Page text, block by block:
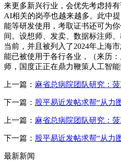
来更多新兴行业，会优先考虑持
AI相关的岗亭也越来越多。此中
能等研发使用，考取证书还可为
间。设想师、发卖、数据标注师
当前，并且被列入了2024年上海
能已被使用于各行各业，（来历
师，国度正正在鼎力鞭策人工智能
上一篇： 麻省总病院团队研究：
下一篇： 股平易近发帖求帮“从力
上一篇： 麻省总病院团队研究：
下一篇： 股平易近发帖求帮“从力
最新新闻